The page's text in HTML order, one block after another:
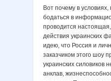
Вот почему в
бодаться в
проводится
действия украинских
идею, что Россия и
заказчиком этого шоу
украинских силовиков
анклав,